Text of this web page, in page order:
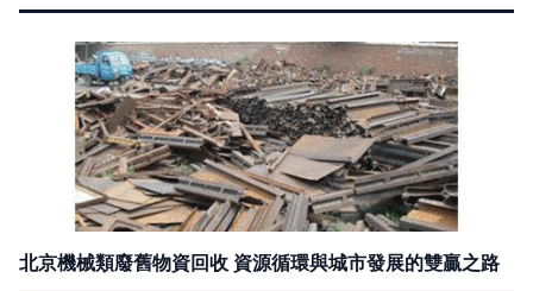
北京機械類廢舊物資回收 資源循環與城市發展的雙贏之路